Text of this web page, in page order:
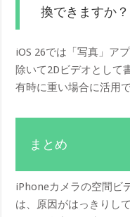
換できますか？
iOS 26では「写真」ア
除いて2Dビデオとして
有時に重い場合に活用で
まとめ
iPhoneカメラの空間ビ
は、原因がはっきりし